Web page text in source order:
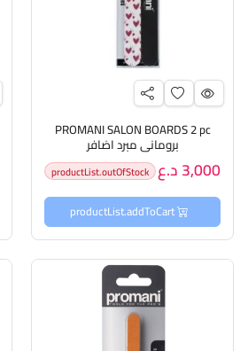
PROMANI SALON BOARDS 2 pc
بروماني مبرد اضافر
3,000 د.ع productList.outOfStock
productList.addToCart